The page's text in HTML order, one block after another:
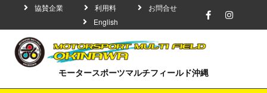
協賛企業 利用料
お問合せ
English
モータースポーツマルチフィールド沖縄